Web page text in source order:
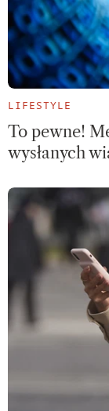
LIFESTYLE
To pewne!
wysłanych